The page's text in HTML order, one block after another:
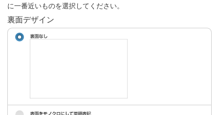
に一番近いものを選択してください。
裏面デザイン